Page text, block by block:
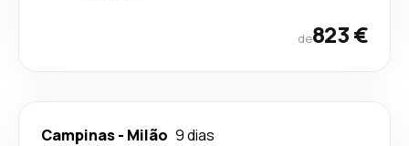
de823 €
Campinas- Milão 9 dias